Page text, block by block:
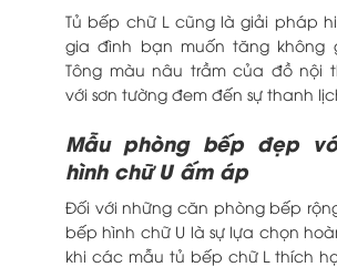
Tủ bếp chữ L cũng là giải pháp
gia đình bạn muốn tăng không
Tông màu nâu trầm của đồ nội
với sơn tường đem đến sự thanh
Mẫu phòng bếp đẹp
hình chữ U ấm áp
Đối với những căn phòng bếp
bếp hình chữ U là sự lựa chọn
khi các mẫu tủ bếp chữ L thích